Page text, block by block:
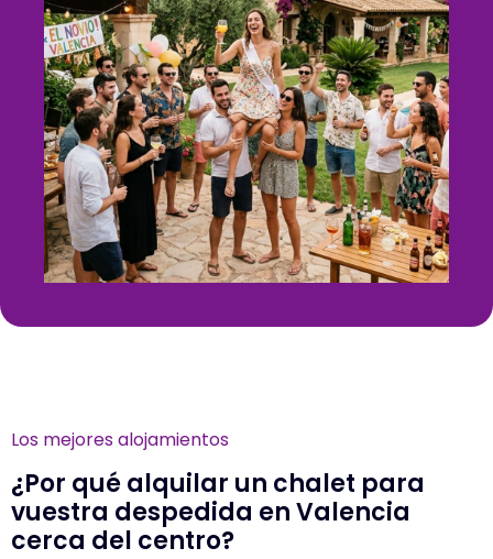
Los mejores alojamientos
¿Por qué alquilar un chalet para
vuestra despedida en Valencia
cerca del centro?